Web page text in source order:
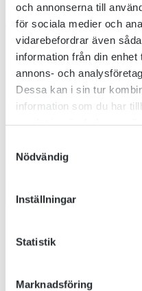
och annonserna till
för sociala medier och
vidarebefordrar även
information från din
annons- och
Dessa kan i sin tur
information som du har
Nödvändig
Inställningar
Statistik
Marknadsföring